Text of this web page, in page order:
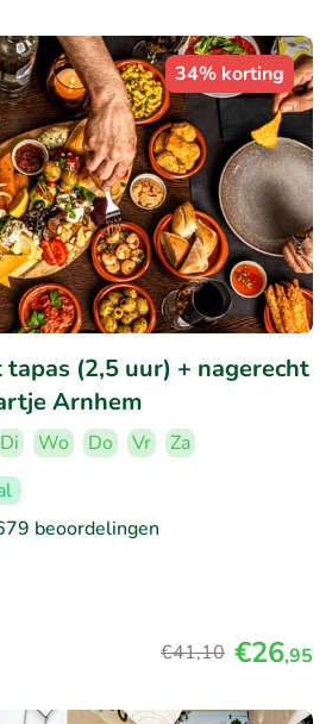
34% korting
(2,5 uur) + nagerecht
Arnhem
Di Wo Do Vr
Za
beoordelingen
€41,10 €26,95